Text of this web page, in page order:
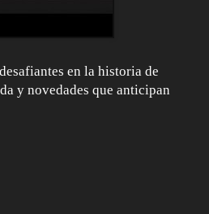
en la historia de
y novedades que anticipan